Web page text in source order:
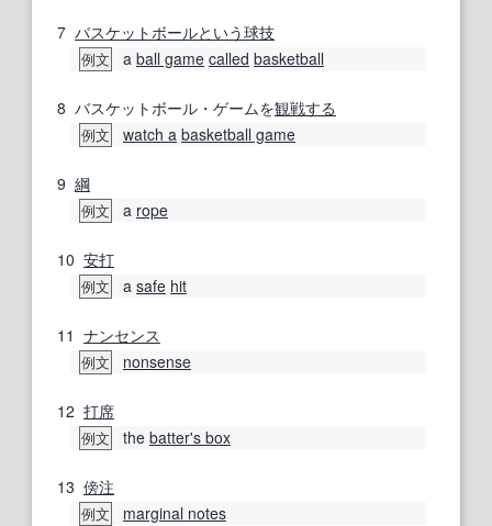
7 バスケットボールという球技
例文 a ball game called basketball
8 バスケットボール・ゲームを観戦する
例文 watch a basketball game
9 綱
例文 a rope
10 安打
例文 a safe hit
11 ナンセンス
例文 nonsense
12 打席
例文 the batter's box
13 傍注
例文 marginal notes